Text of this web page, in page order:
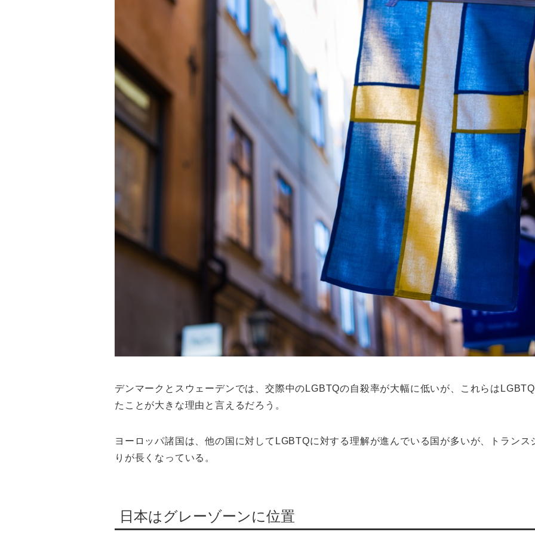
デンマークとスウェーデンでは、交際中のLGBTQの自殺率が大幅に低いが、これらは
たことが大きな理由と言えるだろう。
ヨーロッパ諸国は、他の国に対してLGBTQに対する理解が進んでいる国が多いが、トラン
りが長くなっている。
日本はグレーゾーンに位置